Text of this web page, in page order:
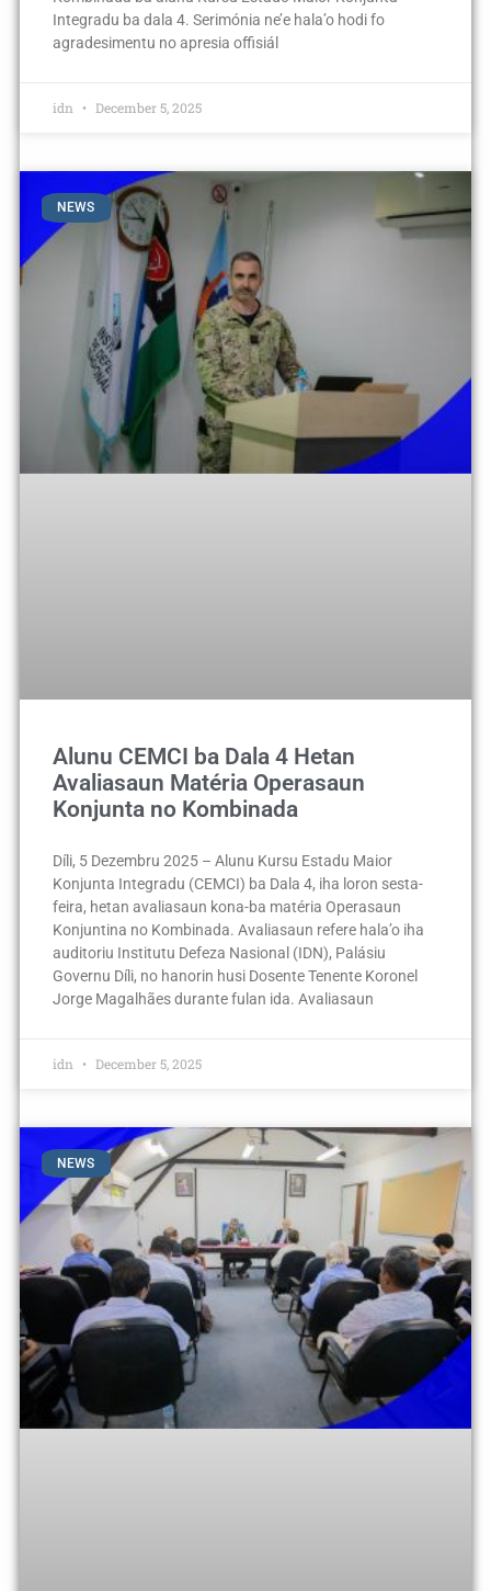
Integradu ba dala 4. Serimónia ne’e hala’o hodi fo
agradesimentu no apresia offisiál
idn December 5, 2025
NEWS
Alunu CEMCI ba Dala 4 Hetan
Avaliasaun Matéria Operasaun
Konjunta no Kombinada
Díli, 5 Dezembru 2025 – Alunu Kursu Estadu Maior
Konjunta Integradu (CEMCI) ba Dala 4, iha loron sesta-
feira, hetan avaliasaun kona-ba matéria Operasaun
Konjuntina no Kombinada. Avaliasaun refere hala’o iha
auditoriu Institutu Defeza Nasional (IDN), Palásiu
Governu Díli, no hanorin husi Dosente Tenente Koronel
Jorge Magalhães durante fulan ida. Avaliasaun
idn December 5, 2025
NEWS